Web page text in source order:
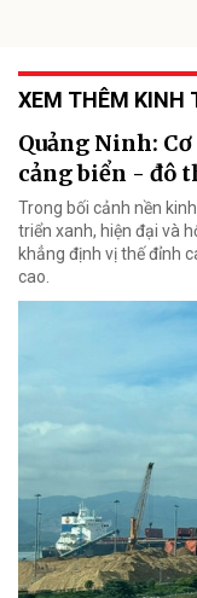
XEM THÊM KINH
Quảng Ninh:
cảng biển - đô
Trong bối cảnh nền
triển xanh, hiện đại và
khẳng định vị thế đỉnh
cao.